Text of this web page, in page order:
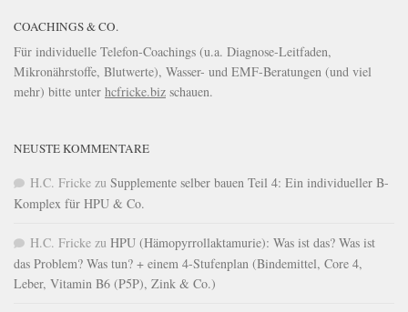
COACHINGS & CO.
Für individuelle Telefon-Coachings (u.a. Diagnose-Leitfaden,
Mikronährstoffe, Blutwerte), Wasser- und EMF-Beratungen (und viel
mehr) bitte unter hcfricke.biz schauen.
NEUSTE KOMMENTARE
H.C. Fricke zu Supplemente selber bauen Teil 4: Ein individueller B-
Komplex für HPU & Co.
H.C. Fricke zu HPU (Hämopyrrollaktamurie): Was ist das? Was ist
das Problem? Was tun? + einem 4-Stufenplan (Bindemittel, Core 4,
Leber, Vitamin B6 (P5P), Zink & Co.)